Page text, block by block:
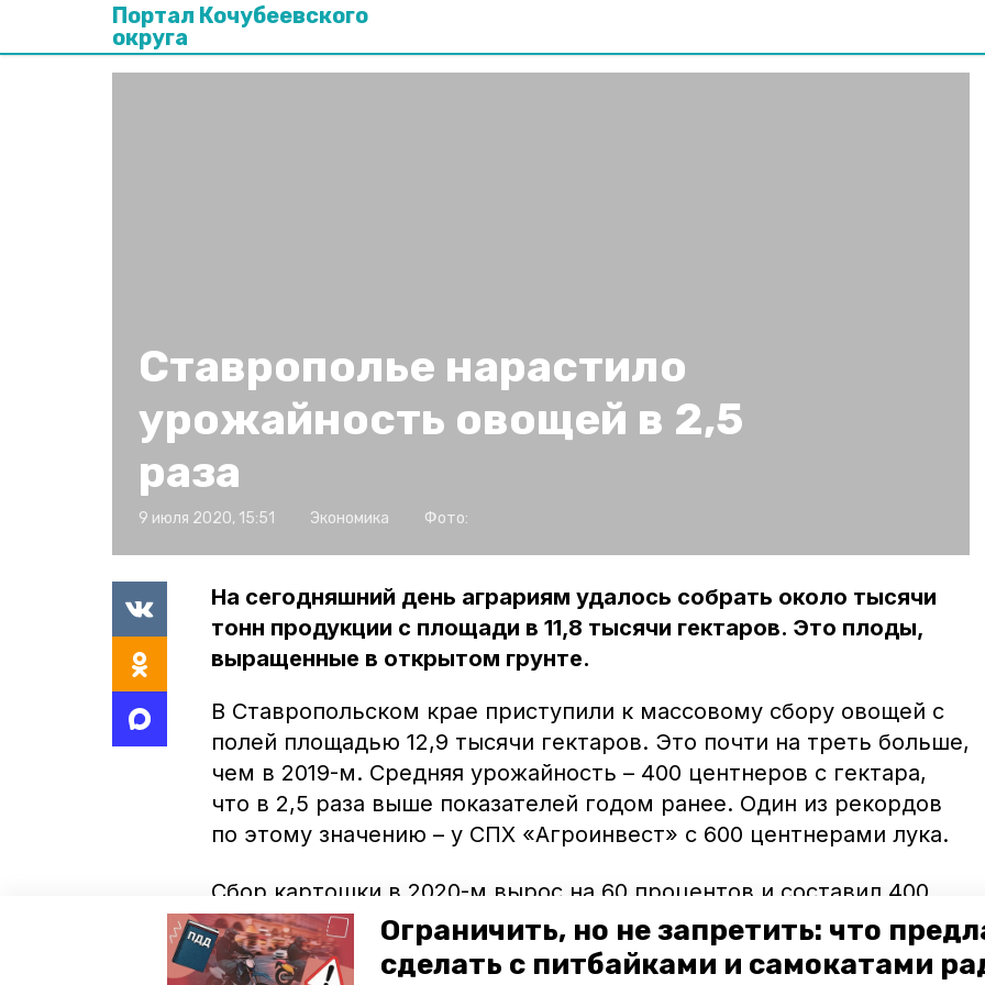
Ограничить, но не запретить: что
сделать с питбайками и самокатами
Портал Кочубеевского
округа
Ставрополье нарастило
урожайность овощей в 2,5
раза
9 июля 2020, 15:51 Экономика Фото:
На сегодняшний день аграриям удалось собрать около тысячи
тонн продукции с площади в 11,8 тысячи гектаров. Это плоды,
выращенные в открытом грунте.
В Ставропольском крае приступили к массовому сбору овощей с
полей площадью 12,9 тысячи гектаров. Это почти на треть больше,
чем в 2019-м. Средняя урожайность – 400 центнеров с гектара,
что в 2,5 раза выше показателей годом ранее. Один из рекордов
по этому значению – у СПХ «Агроинвест» с 600 центнерами лука.
Сбор картошки в 2020-м вырос на 60 процентов и составил 400
центнеров с гектара, привели данные в управлении
информполитики Ставрополья. В теплицах к 6 июля собрали 49